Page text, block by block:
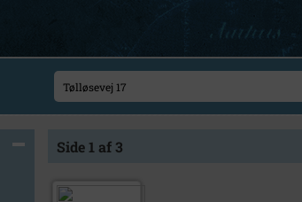
Side 1 af 3